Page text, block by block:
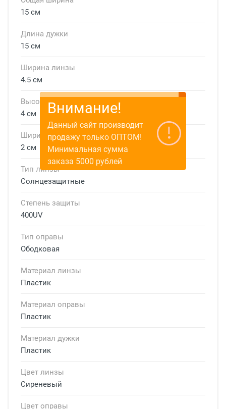
15 см
Длина дужки
15 см
Ширина линзы
4.5 см
Высота линзы
4 см
Ширина мостика
2 см
Тип линзы
Солнцезащитные
Степень защиты
400UV
Тип оправы
Ободковая
Материал линзы
Пластик
Материал оправы
Пластик
Материал дужки
Пластик
Цвет линзы
Сиреневый
Цвет оправы
Внимание!
Данный сайт производит
продажу только ОПТОМ!
Минимальная сумма
заказа 5000 рублей